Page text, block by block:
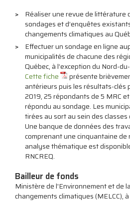
Réaliser une revue de littérature
sondages et d’enquêtes
changements climatiques au
Effectuer un sondage en ligne
municipalités de chacune des
Québec, à l’exception du Nord-
Cette fiche
présente
antérieurs puis les résultats-clés
2019, 25 répondants de 5 MRC
répondu au sondage. Les
tirées au sort au sein des
Une banque de données des
comprenant une cinquantaine de
analyse thématique est
RNCREQ.
Bailleur de fonds
Ministère de l'Environnement et de
changements climatiques (MELCC),